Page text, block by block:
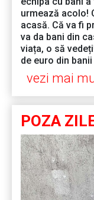
urmează acolo!
acasă. Că va fi
va da bani din
viața, o să
de euro din
vezi mai
POZA